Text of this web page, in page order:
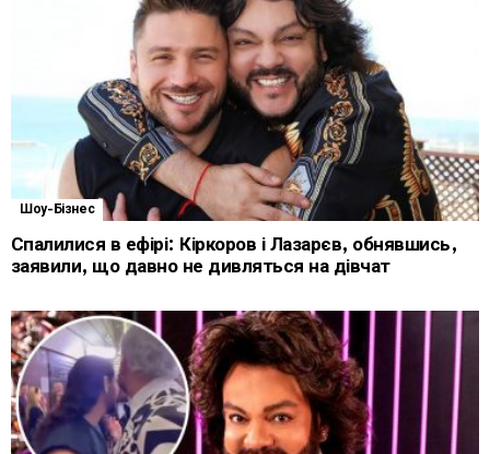
Шоу-Бізнес
Спалилися в ефірі: Кіркоров і Лазарєв, обнявшись,
заявили, що давно не дивляться на дівчат